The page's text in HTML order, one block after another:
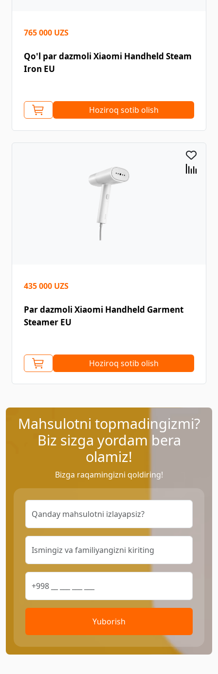
765 000 UZS
Qo'l par dazmoli Xiaomi Handheld Steam
Iron EU
Hoziroq sotib olish
435 000 UZS
Par dazmoli Xiaomi Handheld Garment
Steamer EU
Hoziroq sotib olish
Mahsulotni topmadingizmi?
Biz sizga yordam bera
olamiz!
Bizga raqamingizni qoldiring!
Yuborish